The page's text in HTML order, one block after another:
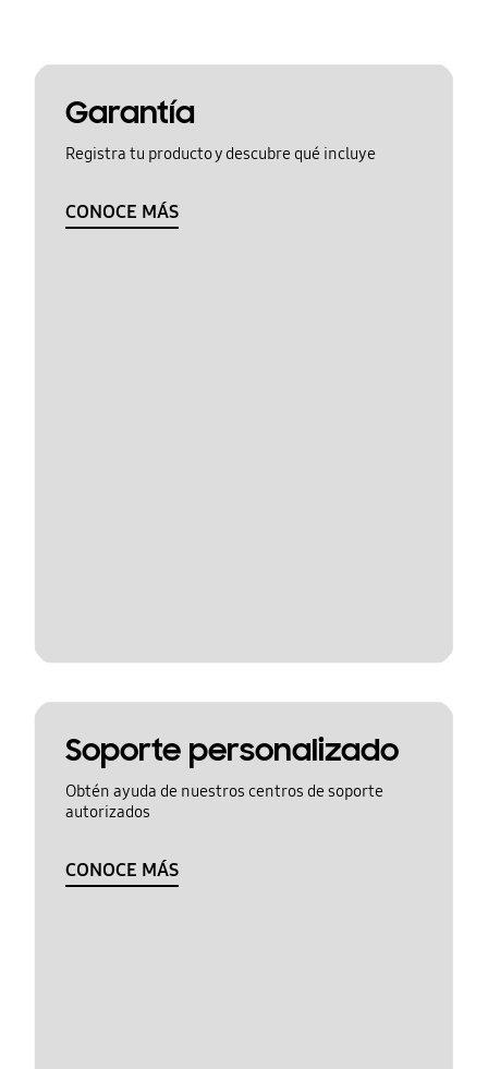
Garantía
Registra tu producto y descubre qué incluye
CONOCE MÁS
Soporte personalizado
Obtén ayuda de nuestros centros de soporte
autorizados
CONOCE MÁS